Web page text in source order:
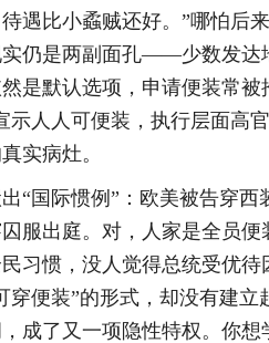
遇比小蟊贼还好。”哪怕后
仍是两副面孔——少数发达
是默认选项，申请便装常
示人人可便装，执行层面
实病灶。
“国际惯例”：欧美被告穿
服出庭。对，人家是全员
习惯，没人觉得总统受优待
穿便装”的形式，却没有建
成了又一项隐性特权。你